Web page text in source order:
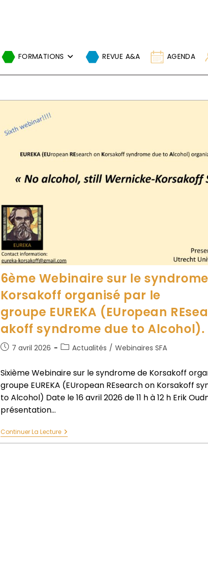
FORMATIONS REVUE A&A AGENDA
6ème Webinaire sur le
Korsakoff organisé par le
groupe EUREKA (EUropean
akoff syndrome due to Alcohol).
7 avril 2026 Actualités / Webinaires SFA
Sixième Webinaire sur le syndrome de Korsakoff
groupe EUREKA (EUropean REsearch on Korsakoff
to Alcohol) Date le 16 avril 2026 de 11 h à 12 h Erik
présentation…
Continuer La Lecture